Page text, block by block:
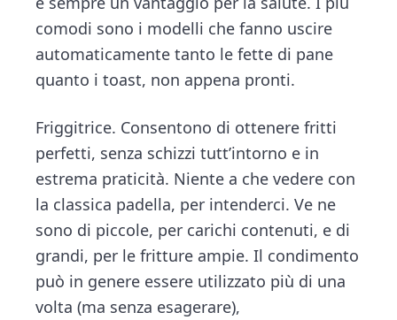
comodi sono i modelli che fanno uscire
automaticamente tanto le fette di pane
quanto i toast, non appena pronti.
Friggitrice. Consentono di ottenere fritti
perfetti, senza schizzi tutt’intorno e in
estrema praticità. Niente a che vedere con
la classica padella, per intenderci. Ve ne
sono di piccole, per carichi contenuti, e di
grandi, per le fritture ampie. Il condimento
può in genere essere utilizzato più di una
volta (ma senza esagerare),